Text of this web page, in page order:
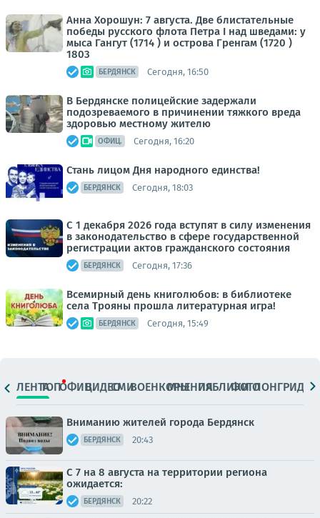
Анна Хорошун: 7 августа. Две блистательные
победы русского флота Петра I над шведами: у
мыса Гангут (1714 ) и острова Гренгам (1720 )
1803
БЕРДЯНСК Сегодня, 16:50
В Бердянске полицейские задержали
подозреваемого в причинении тяжкого вреда
здоровью местному жителю
ОФИЦ. Сегодня, 16:20
Стань лицом Дня народного единства!
БЕРДЯНСК Сегодня, 18:03
С 1 декабря 2026 года вступят в силу изменения
в законодательство в сфере государственной
регистрации актов гражданского состояния
БЕРДЯНСК Сегодня, 17:36
Всемирный день книголюбов: в библиотеке
села Трояны прошла литературная игра!
БЕРДЯНСК Сегодня, 15:49
ЛЕНТАТОПОФИЦ.ВИДЕОСМИВОЕНКОРЫМНЕНИЯПАБЛИКИ
ФОТОЛОНГРИДЫ
Вниманию жителей города Бердянск
БЕРДЯНСК 20:43
С 7 на 8 августа на территории региона
ожидается:
БЕРДЯНСК 20:22